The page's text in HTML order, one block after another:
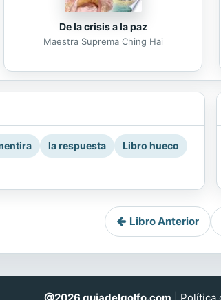
De la crisis a la paz
Maestra Suprema Ching Hai
la respuesta Libro hueco
Libro Anterior